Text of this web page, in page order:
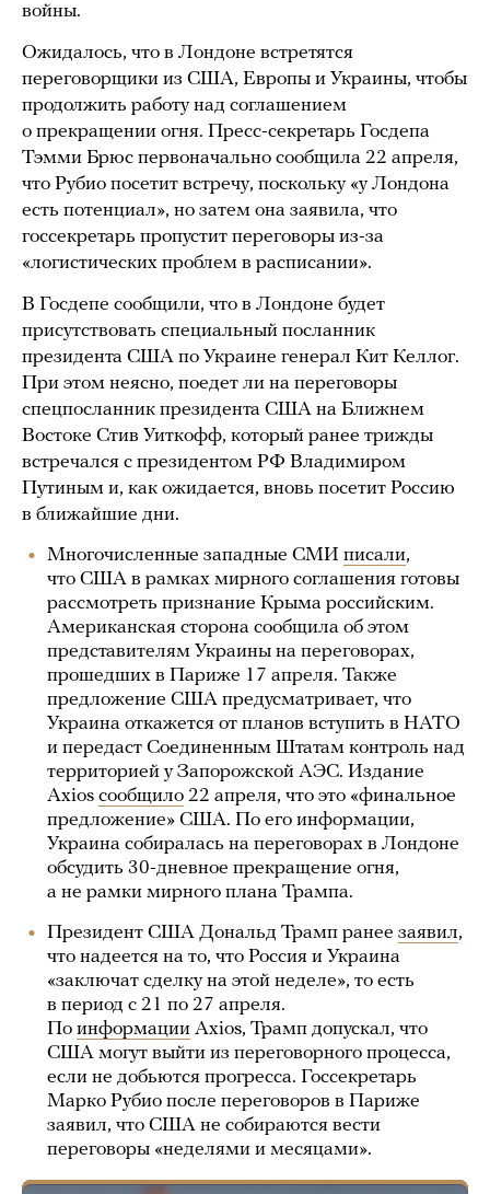
войны.
Ожидалось, что в Лондоне встретятся
переговорщики из США, Европы и Украины, чтобы
продолжить работу над соглашением
о прекращении огня. Пресс-секретарь Госдепа
Тэмми Брюс первоначально сообщила 22 апреля,
что Рубио посетит встречу, поскольку «у Лондона
есть потенциал», но затем она заявила, что
госсекретарь пропустит переговоры из-за
«логистических проблем в расписании».
В Госдепе сообщили, что в Лондоне будет
присутствовать специальный посланник
президента США по Украине генерал Кит Келлог.
При этом неясно, поедет ли на переговоры
спецпосланник президента США на Ближнем
Востоке Стив Уиткофф, который ранее трижды
встречался с президентом РФ Владимиром
Путиным и, как ожидается, вновь посетит Россию
в ближайшие дни.
Многочисленные западные СМИ писали,
что США в рамках мирного соглашения готовы
рассмотреть признание Крыма российским.
Американская сторона сообщила об этом
представителям Украины на переговорах,
прошедших в Париже 17 апреля. Также
предложение США предусматривает, что
Украина откажется от планов вступить в НАТО
и передаст Соединенным Штатам контроль над
территорией у Запорожской АЭС. Издание
Axios сообщило 22 апреля, что это «финальное
предложение» США. По его информации,
Украина собиралась на переговорах в Лондоне
обсудить 30-дневное прекращение огня,
а не рамки мирного плана Трампа.
Президент США Дональд Трамп ранее заявил,
что надеется на то, что Россия и Украина
«заключат сделку на этой неделе», то есть
в период с 21 по 27 апреля.
По информации Axios, Трамп допускал, что
США могут выйти из переговорного процесса,
если не добьются прогресса. Госсекретарь
Марко Рубио после переговоров в Париже
заявил, что США не собираются вести
переговоры «неделями и месяцами».